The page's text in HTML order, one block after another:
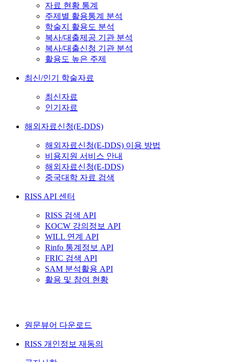
자료 현황 통계
주제별 활용통계 분석
학술지 활용도 분석
복사/대출제공 기관 분석
복사/대출신청 기관 분석
활용도 높은 주제
최신/인기 학술자료
최신자료
인기자료
해외자료신청(E-DDS)
해외자료신청(E-DDS) 이용 방법
비용지원 서비스 안내
해외자료신청(E-DDS)
중국대학 자료 검색
RISS API 센터
RISS 검색 API
KOCW 강의정보 API
WILL 연계 API
Rinfo 통계정보 API
FRIC 검색 API
SAM 분석활용 API
활용 및 참여 현황
원문뷰어 다운로드
RISS 개인정보 재동의